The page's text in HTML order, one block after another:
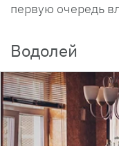
первую очередь
Водолей